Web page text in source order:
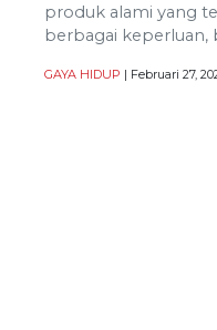
produk alami yang
berbagai keperluan,
GAYA HIDUP | Februari 27,